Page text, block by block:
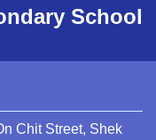
School
Chit Street, Shek